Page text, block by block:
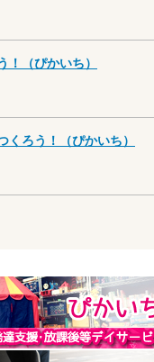
！（ぴかいち）
くろう！（ぴかいち）